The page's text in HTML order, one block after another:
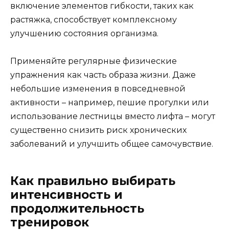
включение элементов гибкости, таких как
растяжка, способствует комплексному
улучшению состояния организма.
Применяйте регулярные физические
упражнения как часть образа жизни. Даже
небольшие изменения в повседневной
активности – например, пешие прогулки или
использование лестницы вместо лифта – могут
существенно снизить риск хронических
заболеваний и улучшить общее самочувствие.
Как правильно выбирать
интенсивность и
продолжительность
тренировок